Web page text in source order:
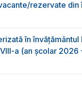
rezervate din
în învăţământul
a (an școlar